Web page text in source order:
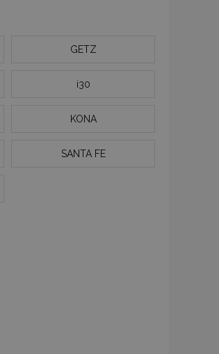
GETZ
i30
KONA
SANTA FE